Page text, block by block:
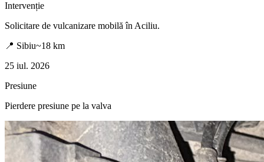
Intervenție
Solicitare de vulcanizare mobilă în Aciliu.
📍 Sibiu~18 km
25 iul. 2026
Presiune
Pierdere presiune pe la valva